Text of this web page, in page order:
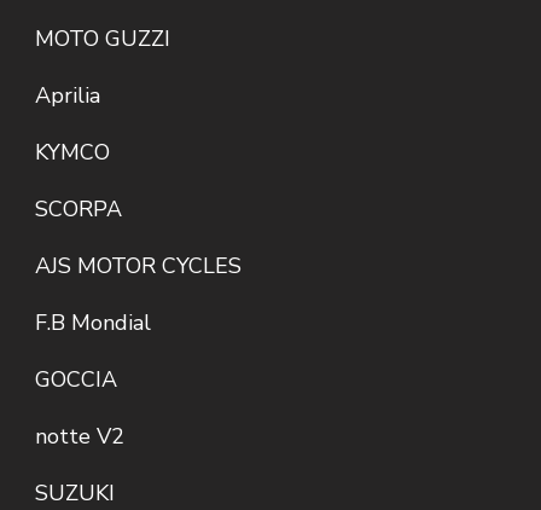
MOTO GUZZI
Aprilia
KYMCO
SCORPA
AJS MOTOR CYCLES
F.B Mondial
GOCCIA
notte V2
SUZUKI